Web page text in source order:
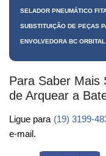
SELADOR PNEUMÁTICO
SUBSTITUIÇÃO DE PEÇAS
ENVOLVEDORA BC ORBITAL
Para Saber Mais
de Arquear a
Ligue para (19) 3199-
e-mail.